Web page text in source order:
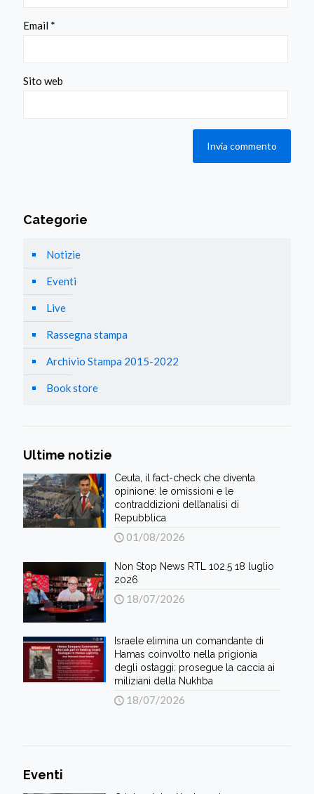
Email *
Sito web
Categorie
Notizie
Eventi
Live
Rassegna stampa
Archivio Stampa 2015-2022
Book store
Ultime notizie
Ceuta, il fact-check che diventa
opinione: le omissioni e le
contraddizioni dell’analisi di
Repubblica
01/08/2026
Non Stop News RTL 102.5 18 luglio
2026
18/07/2026
Israele elimina un comandante di
Hamas coinvolto nella prigionia
degli ostaggi: prosegue la caccia ai
miliziani della Nukhba
18/07/2026
Eventi